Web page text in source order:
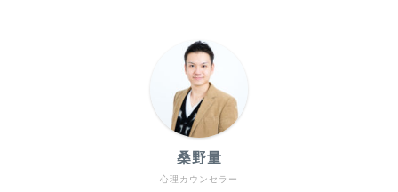
心理カウンセラー
桑野量